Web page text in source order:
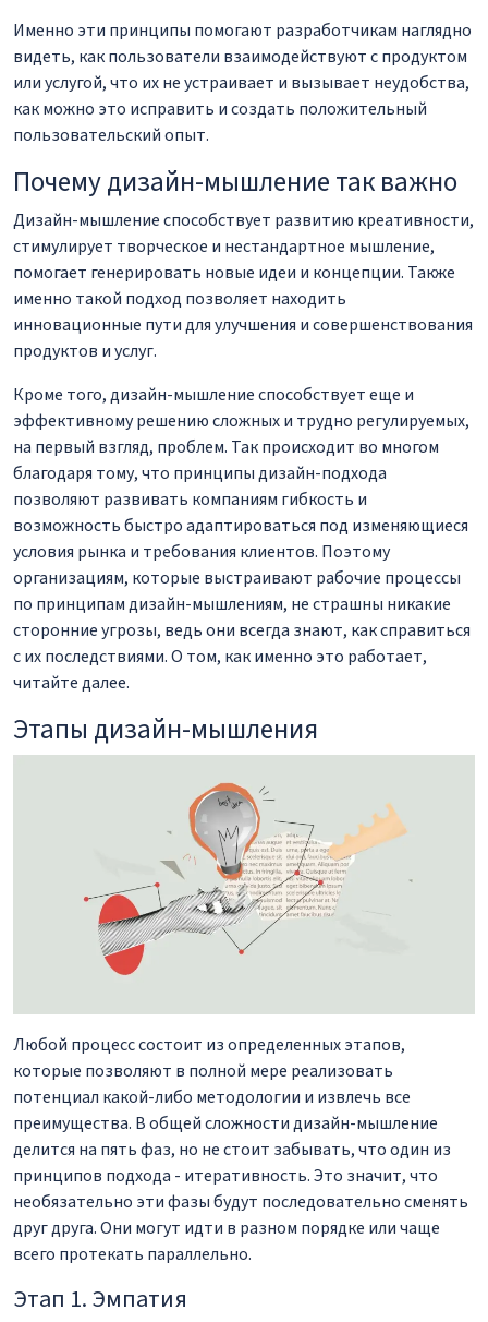
Именно эти принципы помогают разработчикам наглядно
видеть, как пользователи взаимодействуют с продуктом
или услугой, что их не устраивает и вызывает неудобства,
как можно это исправить и создать положительный
пользовательский опыт.
Почему дизайн-мышление так важно
Дизайн-мышление способствует развитию креативности,
стимулирует творческое и нестандартное мышление,
помогает генерировать новые идеи и концепции. Также
именно такой подход позволяет находить
инновационные пути для улучшения и совершенствования
продуктов и услуг.
Кроме того, дизайн-мышление способствует еще и
эффективному решению сложных и трудно регулируемых,
на первый взгляд, проблем. Так происходит во многом
благодаря тому, что принципы дизайн-подхода
позволяют развивать компаниям гибкость и
возможность быстро адаптироваться под изменяющиеся
условия рынка и требования клиентов. Поэтому
организациям, которые выстраивают рабочие процессы
по принципам дизайн-мышлениям, не страшны никакие
сторонние угрозы, ведь они всегда знают, как справиться
с их последствиями. О том, как именно это работает,
читайте далее.
Этапы дизайн-мышления
Любой процесс состоит из определенных этапов,
которые позволяют в полной мере реализовать
потенциал какой-либо методологии и извлечь все
преимущества. В общей сложности дизайн-мышление
делится на пять фаз, но не стоит забывать, что один из
принципов подхода - итеративность. Это значит, что
необязательно эти фазы будут последовательно сменять
друг друга. Они могут идти в разном порядке или чаще
всего протекать параллельно.
Этап 1. Эмпатия